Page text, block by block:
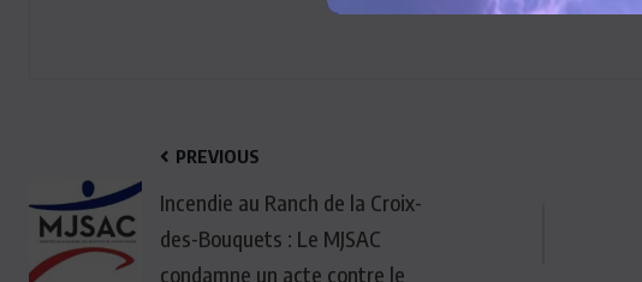
PREVIOUS
Incendie au Ranch de la Croix-
des-Bouquets : Le MJSAC
condamne un acte contre le